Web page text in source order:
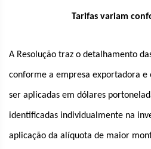
Tarifas variam
A Resolução traz o detalhamento
conforme a empresa exportadora e
ser aplicadas em dólares
identificadas individualmente na
aplicação da alíquota de maior